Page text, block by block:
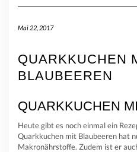
Mai 22, 2017
QUARKKUCHEN
BLAUBEEREN
QUARKKUCHEN
Heute gibt es noch einmal ein
Quarkkuchen mit Blaubeeren hat
Makronährstoffe. Zudem ist er